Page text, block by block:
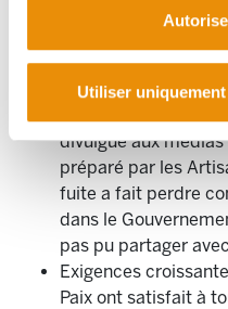
Utiliser
malgré le fait que
reconnu
au désarmement
divulgué aux
préparé par les
fuite a fait perdre
dans le
pas pu partager
Exigences
Paix ont satisfait à